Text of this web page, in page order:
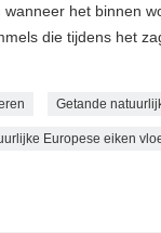
het binnen
die tijdens het
Getande
Europese eiken